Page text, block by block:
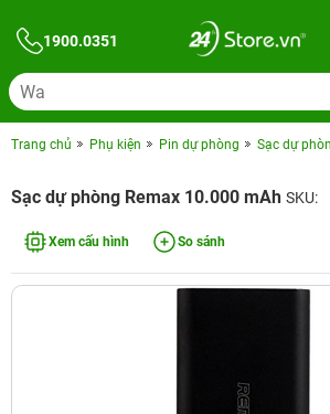
1900.0351
Trang chủ Phụ kiện Pin dự phòng Sạc dự
Sạc dự phòng Remax 10.000 mAh SKU:
Xem cấu hình So sánh